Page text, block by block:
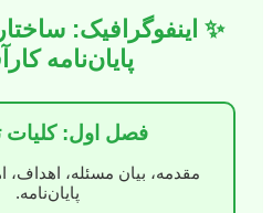
✨ اینفوگرافیک:
پایان‌نامه
فصل اول: کلیات
مقدمه، بیان مسئله، اهداف،
پایان‌نامه.